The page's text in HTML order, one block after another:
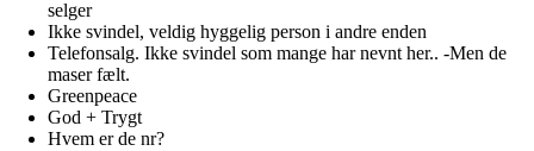
selger
Ikke svindel, veldig hyggelig person i andre enden
Telefonsalg. Ikke svindel som mange har nevnt her.. -Men de
maser fælt.
Greenpeace
God + Trygt
Hvem er de nr?